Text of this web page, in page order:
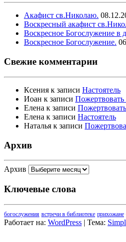
Акафист св.Николаю.
Воскресный акафист
Воскресное Богослужение в
Воскресное Богослужение.
Свежие комментарии
Ксения к записи Настоятель
Иоан к записи Пожертвовать
Елена к записи
Елена к записи Настоятель
Наталья к записи
Архив
Архив
Ключевые слова
богослужения встречи в библиотеке прихожане
Работает на: WordPress | Тема: